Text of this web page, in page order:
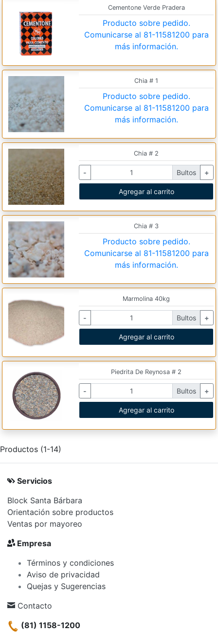
Cementone Verde Pradera
Producto sobre pedido.
Comunicarse al 81-11581200 para
más información.
Chia # 1
Producto sobre pedido.
Comunicarse al 81-11581200 para
más información.
Chia # 2
- Bultos +
Agregar al carrito
Chia # 3
Producto sobre pedido.
Comunicarse al 81-11581200 para
más información.
Marmolina 40kg
- Bultos +
Agregar al carrito
Piedrita De Reynosa # 2
- Bultos +
Agregar al carrito
Productos (1-14)
Servicios
Block Santa Bárbara
Orientación sobre productos
Ventas por mayoreo
Empresa
Términos y condiciones
Aviso de privacidad
Quejas y Sugerencias
Contacto
(81) 1158-1200